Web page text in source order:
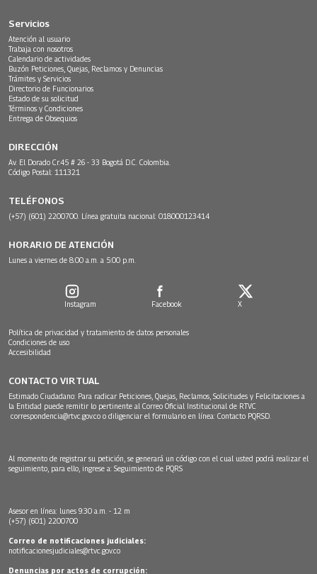
Servicios
Atención al usuario
Trabaja con nosotros
Calendario de actividades
Buzón Peticiones, Quejas, Reclamos y Denuncias
Trámites y Servicios
Directorio de Funcionarios
Estado de su solicitud
Términos y Condiciones
Entrega de Obsequios
DIRECCIÓN
Av. El Dorado Cr.45 # 26 - 33 Bogotá D.C. Colombia.
Código Postal: 111321
TELÉFONOS
(+57) (601) 2200700. Línea gratuita nacional: 018000123414
HORARIO DE ATENCIÓN
Lunes a viernes de 8:00 a.m. a 5:00 p.m.
Instagram Facebook X
Política de privacidad y tratamiento de datos personales
Condiciones de uso
Accesibilidad
CONTACTO VIRTUAL
Estimado Ciudadano: Para radicar Peticiones, Quejas, Reclamos, Solicitudes y Felicitaciones a
la Entidad puede remitir lo pertinente al Correo Oficial Institucional de RTVC
correspondencia@rtvc.gov.co o diligenciar el formulario en línea: Contacto PQRSD.
Al momento de registrar su petición, se generará un código con el cual usted podrá realizar el
seguimiento, para ello, ingrese a: Seguimiento de PQRS
Asesor en línea: lunes 9:30 a.m. - 12 m
(+57) (601) 2200700
Correo de notificaciones judiciales:
notificacionesjudiciales@rtvc.gov.co
Denuncias por actos de corrupción: